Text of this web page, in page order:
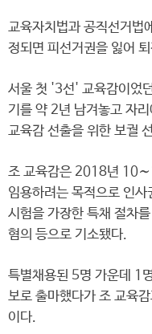
교육자치법과 공직선거법
정되면 피선거권을 잃어
서울 첫 '3선' 교육감이었
기를 약 2년 남겨놓고 자
교육감 선출을 위한 보궐
조 교육감은 2018년
임용하려는 목적으로 인
시험을 가장한 특채 절차
혐의 등으로 기소됐다.
특별채용된 5명 가운데 1
보로 출마했다가 조 교육
이다.